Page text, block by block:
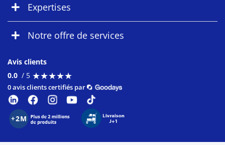
Expertises
Notre offre de services
Avis clients
0.0 / 5 ★★★★★
★★★★★
0 avis clients certifiés par